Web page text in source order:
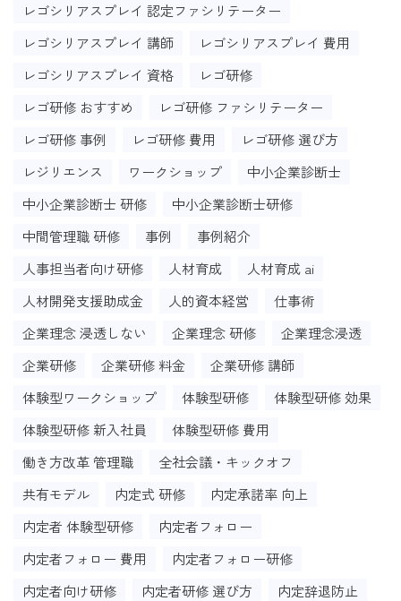
レゴシリアスプレイ 認定ファシリテーター
レゴシリアスプレイ 講師
レゴシリアスプレイ 費用
レゴシリアスプレイ 資格
レゴ研修
レゴ研修 おすすめ
レゴ研修 ファシリテーター
レゴ研修 事例
レゴ研修 費用
レゴ研修 選び方
レジリエンス
ワークショップ
中小企業診断士
中小企業診断士 研修
中小企業診断士研修
中間管理職 研修
事例
事例紹介
人事担当者向け研修
人材育成
人材育成 ai
人材開発支援助成金
人的資本経営
仕事術
企業理念 浸透しない
企業理念 研修
企業理念浸透
企業研修
企業研修 料金
企業研修 講師
体験型ワークショップ
体験型研修
体験型研修 効果
体験型研修 新入社員
体験型研修 費用
働き方改革 管理職
全社会議・キックオフ
共有モデル
内定式 研修
内定承諾率 向上
内定者 体験型研修
内定者フォロー
内定者フォロー 費用
内定者フォロー研修
内定者向け研修
内定者研修 選び方
内定辞退防止